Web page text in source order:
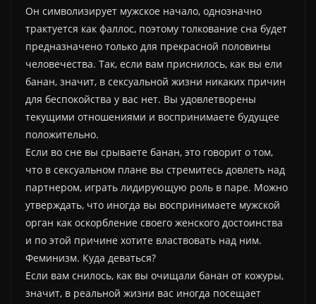
Он символизирует мужское начало, однозначно
трактуется как фаллос, поэтому толкование сна будет
предназначено только для прекрасной половины
человечества. Так, если вам приснилось, как вы ели
банан, значит, в сексуальной жизни никаких причин
для беспокойства у вас нет. Вы удовлетворены
текущими отношениями и воспринимаете будущее
положительно.
Если во сне вы срываете банан, это говорит о том,
что в сексуальном плане вы стремитесь довлеть над
партнером, играть лидирующую роль в паре. Можно
утверждать, что иногда вы воспринимаете мужской
орган как оскорбление своего женского достоинства
и по этой причине хотите властвовать над ним.
Феминизм. Куда деваться?
Если вам снилось, как вы очищали банан от кожуры,
значит, в реальной жизни вас иногда посещает